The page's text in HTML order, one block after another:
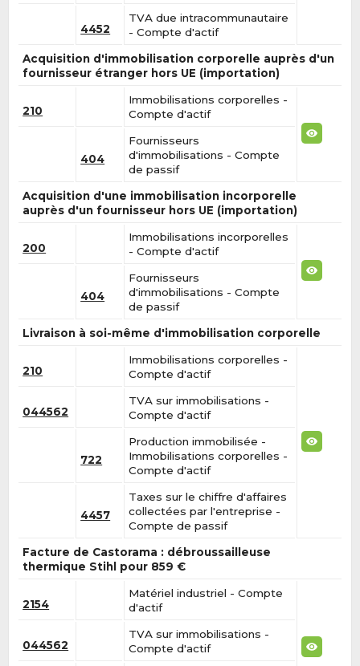
4452
TVA due intracommunautaire
- Compte d'actif
Acquisition d'immobilisation corporelle auprès d'un
fournisseur étranger hors UE (importation)
210
Immobilisations corporelles -
Compte d'actif
404
Fournisseurs
d'immobilisations - Compte
de passif
Acquisition d'une immobilisation incorporelle
auprès d'un fournisseur hors UE (importation)
200
Immobilisations incorporelles
- Compte d'actif
404
Fournisseurs
d'immobilisations - Compte
de passif
Livraison à soi-même d'immobilisation corporelle
210
Immobilisations corporelles -
Compte d'actif
044562
TVA sur immobilisations -
Compte d'actif
722
Production immobilisée -
Immobilisations corporelles -
Compte d'actif
4457
Taxes sur le chiffre d'affaires
collectées par l'entreprise -
Compte de passif
Facture de Castorama : débroussailleuse
thermique Stihl pour 859 €
2154
Matériel industriel - Compte
d'actif
044562
TVA sur immobilisations -
Compte d'actif